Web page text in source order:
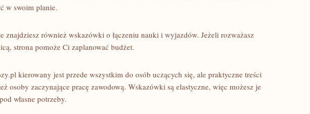
w swoim planie.
znajdziesz również wskazówki o łączeniu nauki i wyjazdów. Jeżeli rozważasz
strona pomoże Ci zaplanować budżet.
kierowany jest przede wszystkim do osób uczących się, ale praktyczne treści
osoby zaczynające pracę zawodową. Wskazówki są elastyczne, więc możesz je
własne potrzeby.